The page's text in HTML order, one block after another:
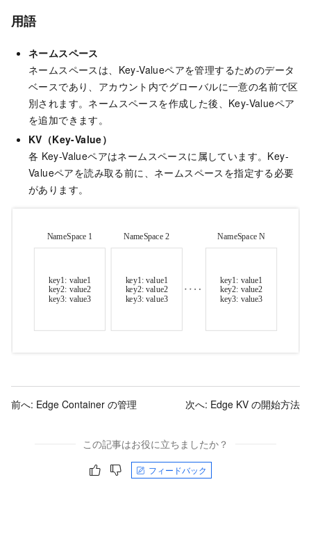
用語
ネームスペース
ネームスペースは、Key-Valueペアを管理するためのデータ
ベースであり、アカウント内でグローバルに一意の名前で区
別されます。ネームスペースを作成した後、Key-Valueペア
を追加できます。
KV（Key-Value）
各 Key-Valueペアはネームスペースに属しています。Key-
Valueペアを読み取る前に、ネームスペースを指定する必要
があります。
前へ: Edge Container の管理 次へ: Edge KV の開始方法
この記事はお役に立ちましたか？
フィードバック